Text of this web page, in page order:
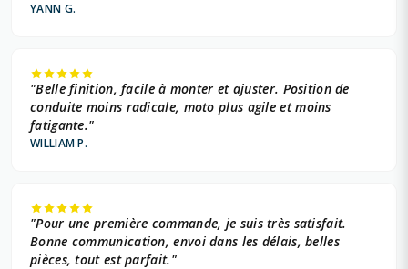
YANN G.
"Belle finition, facile à monter et ajuster. Position de
conduite moins radicale, moto plus agile et moins
fatigante."
WILLIAM P.
"Pour une première commande, je suis très satisfait.
Bonne communication, envoi dans les délais, belles
pièces, tout est parfait."